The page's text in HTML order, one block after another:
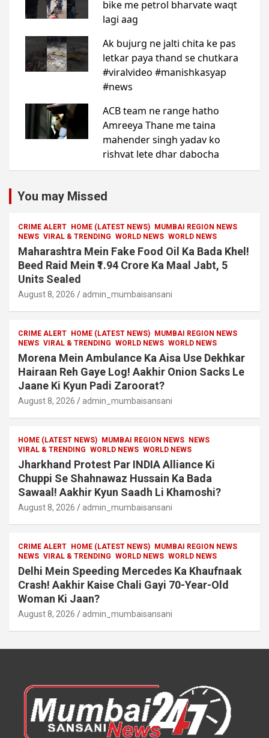
You may Missed
CRIME ALERT HOME (LATEST NEWS)
MUMBAI REGION NEWS
NEWS VIRAL & TRENDING WORLD NEWS WORLD NEWS
Maharashtra Mein Fake Food Oil Ka Bada Khel!
Beed Raid Mein ₹1.94 Crore Ka Maal Jabt, 5
Units Sealed
August 8, 2026 admin_mumbaisansani
CRIME ALERT HOME (LATEST NEWS)
MUMBAI REGION NEWS
NEWS VIRAL & TRENDING WORLD NEWS WORLD NEWS
Morena Mein Ambulance Ka Aisa Use Dekhkar
Hairaan Reh Gaye Log! Aakhir Onion Sacks Le
Jaane Ki Kyun Padi Zaroorat?
August 8, 2026 admin_mumbaisansani
HOME (LATEST NEWS) MUMBAI REGION NEWS
NEWS
VIRAL & TRENDING WORLD NEWS WORLD NEWS
Jharkhand Protest Par INDIA Alliance Ki
Chuppi Se Shahnawaz Hussain Ka Bada
Sawaal! Aakhir Kyun Saadh Li Khamoshi?
August 8, 2026 admin_mumbaisansani
CRIME ALERT HOME (LATEST NEWS)
MUMBAI REGION NEWS
NEWS VIRAL & TRENDING WORLD NEWS WORLD NEWS
Delhi Mein Speeding Mercedes Ka Khaufnaak
Crash! Aakhir Kaise Chali Gayi 70-Year-Old
Woman Ki Jaan?
August 8, 2026 admin_mumbaisansani